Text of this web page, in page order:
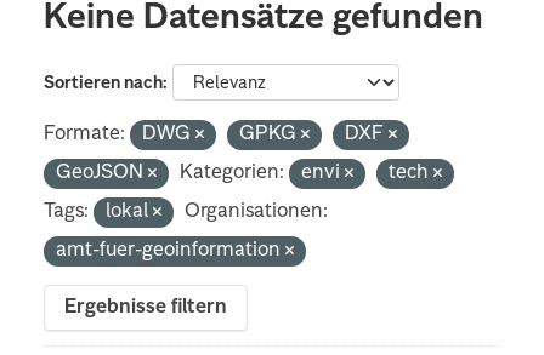
Keine Datensätze gefunden
Sortieren nach
Formate: DWG GPKG
DXF
GeoJSON
Kategorien: envi
tech
Tags:
lokal
Organisationen:
amt-fuer-geoinformation
Ergebnisse filtern